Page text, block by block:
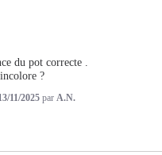
du pot correcte .
?
11/2025 par A.N.